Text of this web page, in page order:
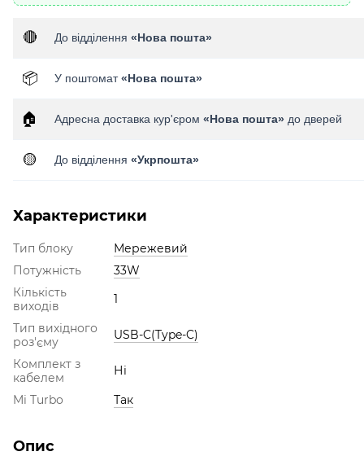
🔴 До відділення «Нова пошта»
📦 У поштомат«Нова пошта»
🏠 Адресна доставка кур'єром «Нова пошта» до дверей
🟡 До відділення «Укрпошта»
Характеристики
Тип блоку
Мережевий
Потужність
33W
Кількість
виходів
1
Тип вихідного
роз'єму
USB-C(Type-C)
Комплект з
кабелем
Ні
Mi Turbo
Так
Опис